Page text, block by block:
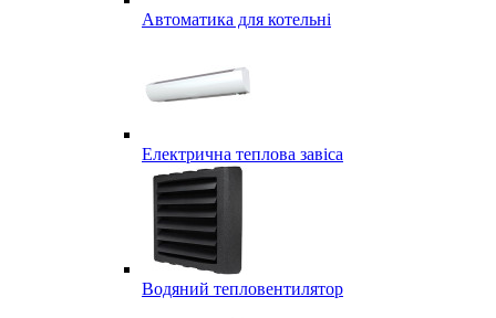
Автоматика для котельні
Електрична теплова завіса
Водяний тепловентилятор